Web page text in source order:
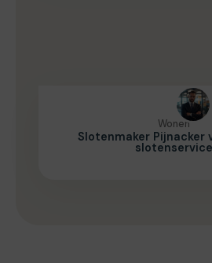
Wonen
Slotenmaker Pijnacker
slotenservice